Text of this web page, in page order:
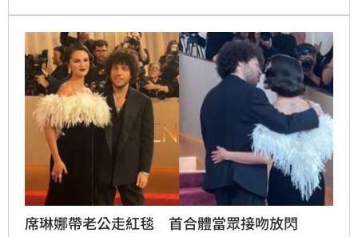
席琳娜帶老公走紅毯 首合體當眾接吻放閃